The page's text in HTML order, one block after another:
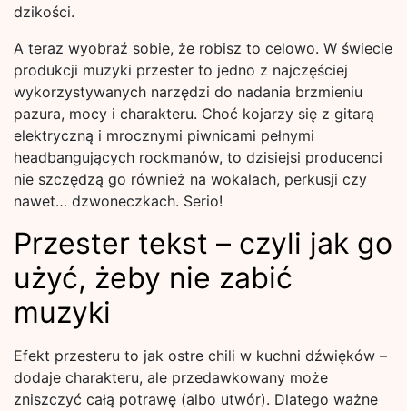
dzikości.
A teraz wyobraź sobie, że robisz to celowo. W świecie
produkcji muzyki przester to jedno z najczęściej
wykorzystywanych narzędzi do nadania brzmieniu
pazura, mocy i charakteru. Choć kojarzy się z gitarą
elektryczną i mrocznymi piwnicami pełnymi
headbangujących rockmanów, to dzisiejsi producenci
nie szczędzą go również na wokalach, perkusji czy
nawet… dzwoneczkach. Serio!
Przester tekst – czyli jak go
użyć, żeby nie zabić
muzyki
Efekt przesteru to jak ostre chili w kuchni dźwięków –
dodaje charakteru, ale przedawkowany może
zniszczyć całą potrawę (albo utwór). Dlatego ważne